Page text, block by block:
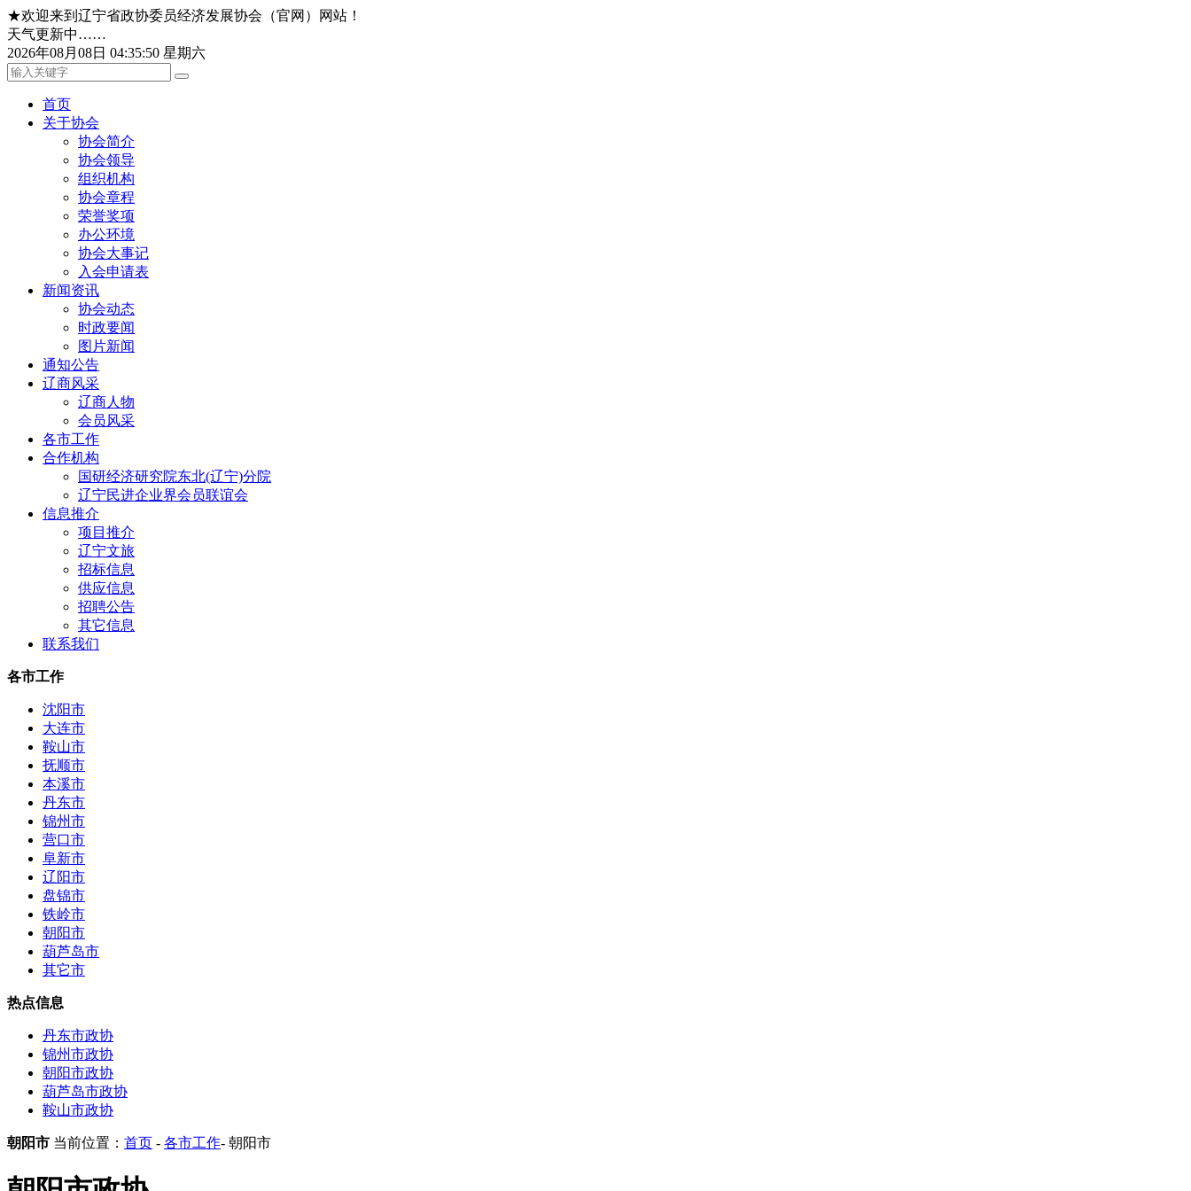
★欢迎来到辽宁省政协委员经济发展协会（官网）网站！
天气更新中……
2026年08月08日 04:35:50 星期六
首页
关于协会
协会简介
协会领导
组织机构
协会章程
荣誉奖项
办公环境
协会大事记
入会申请表
新闻资讯
协会动态
时政要闻
图片新闻
通知公告
辽商风采
辽商人物
会员风采
各市工作
合作机构
国研经济研究院东北(辽宁)分院
辽宁民进企业界会员联谊会
信息推介
项目推介
辽宁文旅
招标信息
供应信息
招聘公告
其它信息
联系我们
各市工作
沈阳市
大连市
鞍山市
抚顺市
本溪市
丹东市
锦州市
营口市
阜新市
辽阳市
盘锦市
铁岭市
朝阳市
葫芦岛市
其它市
热点信息
丹东市政协
锦州市政协
朝阳市政协
葫芦岛市政协
鞍山市政协
朝阳市 当前位置： 首页 - 各市工作- 朝阳市